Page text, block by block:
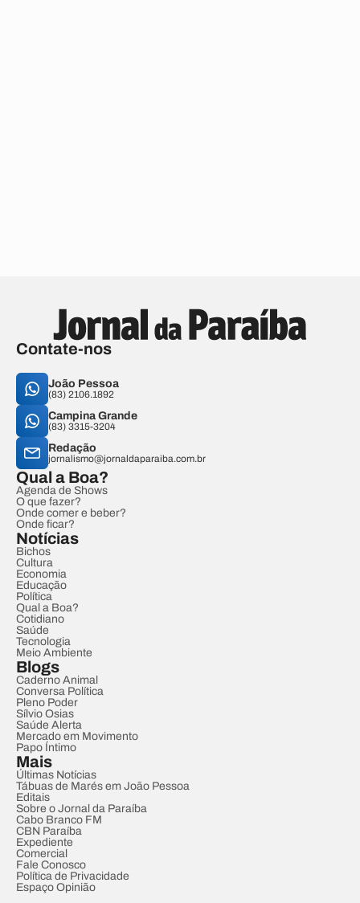
Contate-nos
João Pessoa
(83) 2106.1892
Campina Grande
(83) 3315-3204
Redação
jornalismo@jornaldaparaiba.com.br
Qual a Boa?
Agenda de Shows
O que fazer?
Onde comer e beber?
Onde ficar?
Notícias
Bichos
Cultura
Economia
Educação
Política
Qual a Boa?
Cotidiano
Saúde
Tecnologia
Meio Ambiente
Blogs
Caderno Animal
Conversa Política
Pleno Poder
Sílvio Osias
Saúde Alerta
Mercado em Movimento
Papo Íntimo
Mais
Últimas Notícias
Tábuas de Marés em João Pessoa
Editais
Sobre o Jornal da Paraíba
Cabo Branco FM
CBN Paraíba
Expediente
Comercial
Fale Conosco
Política de Privacidade
Espaço Opinião